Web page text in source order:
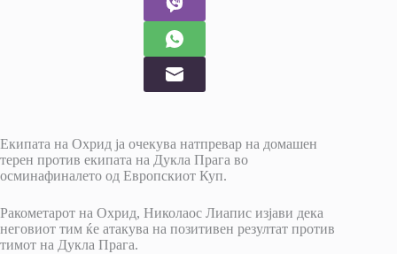
Екипата на Охрид ја очекува натпревар на домашен
терен против екипата на Дукла Прага во
осминафиналето од Европскиот Куп.
Ракометарот на Охрид, Николаос Лиапис изјави дека
неговиот тим ќе атакува на позитивен резултат против
тимот на Дукла Прага.